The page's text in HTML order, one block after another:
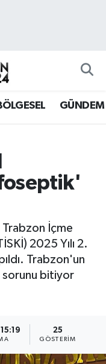
GÜNDEM
İçme
2025 Yılı 2.
Trabzon'un
sorunu bitiyor
25
GÖSTERIM